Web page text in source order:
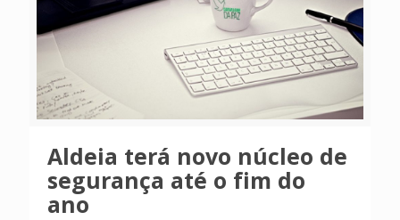
Aldeia terá novo núcleo de
segurança até o fim do
ano